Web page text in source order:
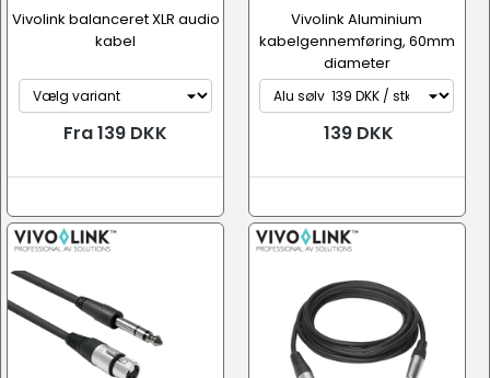
Vivolink balanceret XLR audio
kabel
Fra 139 DKK
Vivolink Aluminium
kabelgennemføring, 60mm
diameter
139 DKK